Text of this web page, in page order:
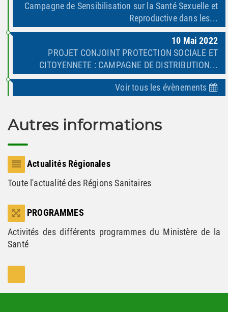
Campagne de Sensibilisation sur la Santé Sexuelle et
Reproductive dans les...
10 Mai 2022
PROJET CONJOINT PROTECTION SOCIALE ET
CITOYENNETE : CAMPAGNE DE DISTRIBUTION...
Voir tous les évènements
Autres informations
Actualités Régionales
Toute l'actualité des Régions Sanitaires
PROGRAMMES
Activités des différents programmes du Ministère de la
Santé